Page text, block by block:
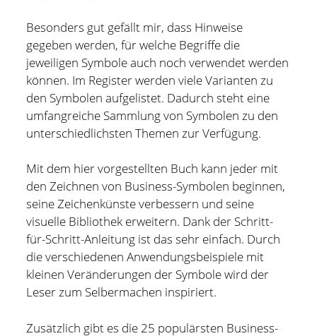
und bin zur Zeit für Prozesse, Methoden und Tools
(PMT) im Compute Middleware Bereich bei der ETAS
GmbH verantwortlich.
In meiner Freizeit bin ich Blogger und Webdesigner und
begeistere mich für gute Technik, hilfreiche Tipps sowie
lesenswerte (Fach-) Bücher und Blogs.
Weitere Infos über mich könnt Ihr gerne auf meiner
"Über mich" Seitenachlesen.
Besonders gut gefällt mir, dass Hinweise
gegeben werden, für welche Begriffe die
jeweiligen Symbole auch noch verwendet werden
können. Im Register werden viele Varianten zu
den Symbolen aufgelistet. Dadurch steht eine
umfangreiche Sammlung von Symbolen zu den
unterschiedlichsten Themen zur Verfügung.
Mit dem hier vorgestellten Buch kann jeder mit
den Zeichnen von Business-Symbolen beginnen,
seine Zeichenkünste verbessern und seine
visuelle Bibliothek erweitern. Dank der Schritt-
für-Schritt-Anleitung ist das sehr einfach. Durch
die verschiedenen Anwendungsbeispiele mit
kleinen Veränderungen der Symbole wird der
Leser zum Selbermachen inspiriert.
Zusätzlich gibt es die 25 populärsten Business-